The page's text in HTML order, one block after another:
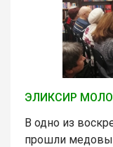
ЭЛИКСИР
В одно из
прошли